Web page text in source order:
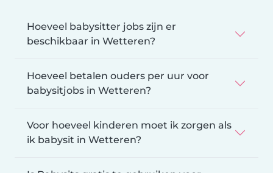
Hoeveel babysitter jobs zijn er
beschikbaar in Wetteren?
Hoeveel betalen ouders per uur voor
babysitjobs in Wetteren?
Voor hoeveel kinderen moet ik zorgen als
ik babysit in Wetteren?